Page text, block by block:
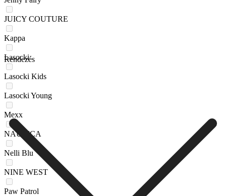
JUICY COUTURE
Kappa
Lasocki
Lasocki Kids
Lasocki Young
Mexx
NAUTICA
Nelli Blu
NINE WEST
Paw Patrol
Rendezés